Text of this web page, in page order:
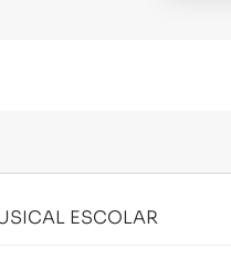
ESCOLAR